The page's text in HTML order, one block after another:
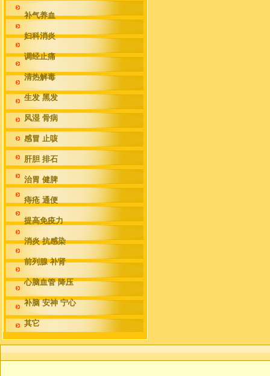
补气养血
妇科消炎
调经止痛
清热解毒
生发 黑发
风湿 骨病
感冒 止咳
肝胆 排石
治胃 健脾
痔疮 通便
提高免疫力
消炎 抗感染
前列腺 补肾
心脑血管 降压
补脑 安神 宁心
其它